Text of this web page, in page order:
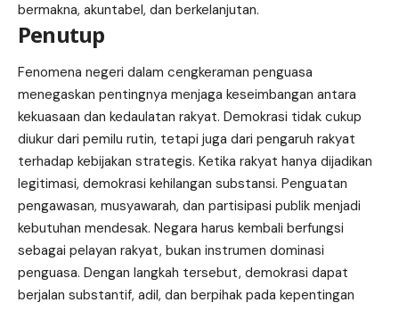
bermakna, akuntabel, dan berkelanjutan.
Penutup
Fenomena negeri dalam cengkeraman penguasa
menegaskan pentingnya menjaga keseimbangan antara
kekuasaan dan kedaulatan rakyat. Demokrasi tidak cukup
diukur dari pemilu rutin, tetapi juga dari pengaruh rakyat
terhadap kebijakan strategis. Ketika rakyat hanya dijadikan
legitimasi, demokrasi kehilangan substansi. Penguatan
pengawasan, musyawarah, dan partisipasi publik menjadi
kebutuhan mendesak. Negara harus kembali berfungsi
sebagai pelayan rakyat, bukan instrumen dominasi
penguasa. Dengan langkah tersebut, demokrasi dapat
berjalan substantif, adil, dan berpihak pada kepentingan